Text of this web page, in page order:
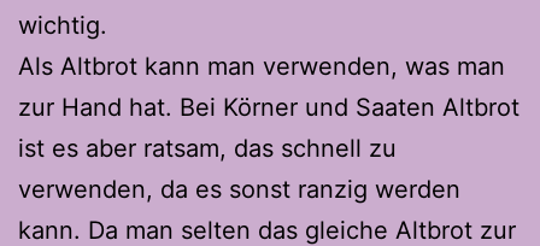
wichtig.
Als Altbrot kann man verwenden, was man
zur Hand hat. Bei Körner und Saaten Altbrot
ist es aber ratsam, das schnell zu
verwenden, da es sonst ranzig werden
kann. Da man selten das gleiche Altbrot zur